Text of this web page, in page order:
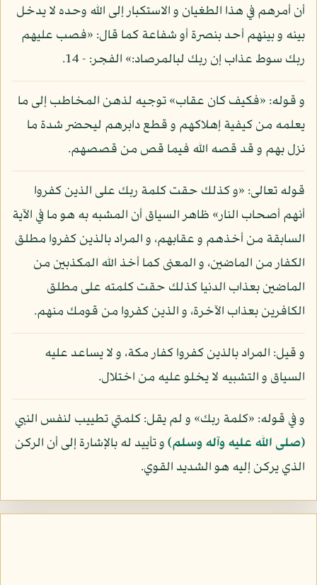
أن أمرهم في هذا الطغيان و الاستكبار إلى الله وحده لا يدخل
بينه و بينهم أحد بنصرة أو شفاعة كما قال: «فصب عليهم
ربك سوط عذاب إن ربك لبالمرصاد:» الفجر: - 14.
و قوله: «فكيف كان عقاب» توجيه لذهن المخاطب إلى ما
يعلمه من كيفية إهلاكهم و قطع دابرهم ليحضر شدة ما
نزل بهم و قد قصه الله فيما قص من قصصهم.
قوله تعالى: «و كذلك حقت كلمة ربك على الذين كفروا
أنهم أصحاب النار» ظاهر السياق أن المشبه به هو ما في الآية
السابقة من أخذهم و عقابهم، و المراد بالذين كفروا مطلق
الكفار من الماضين، و المعنى كما أخذ الله المكذبين من
الماضين بعذاب الدنيا كذلك حقت كلمته على مطلق
الكافرين بعذاب الآخرة، و الذين كفروا من قومك منهم.
و قيل: المراد بالذين كفروا كفار مكة، و لا يساعد عليه
السياق و التشبيه لا يخلو عليه من اختلال.
و في قوله: «كلمة ربك» و لم يقل: كلمتي تطييب لنفس النبي
(صلى الله عليه وآله وسلم)و تأييد له بالإشارة إلى أن الركن
الذي يركن إليه هو الشديد القوي.